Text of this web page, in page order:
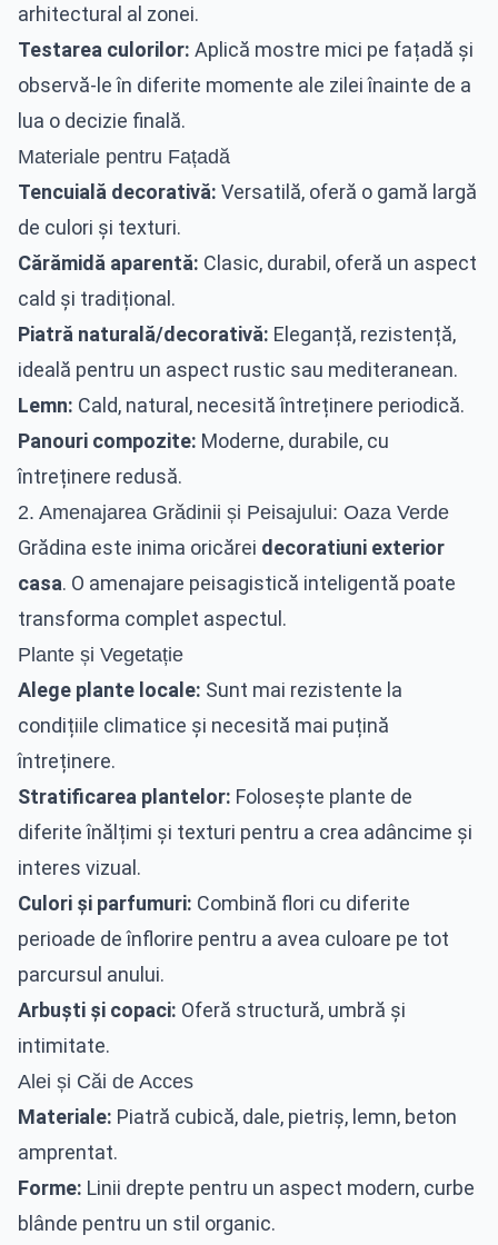
arhitectural al zonei.
Testarea culorilor: Aplică mostre mici pe fațadă și
observă-le în diferite momente ale zilei înainte de a
lua o decizie finală.
Materiale pentru Fațadă
Tencuială decorativă: Versatilă, oferă o gamă largă
de culori și texturi.
Cărămidă aparentă: Clasic, durabil, oferă un aspect
cald și tradițional.
Piatră naturală/decorativă: Eleganță, rezistență,
ideală pentru un aspect rustic sau mediteranean.
Lemn: Cald, natural, necesită întreținere periodică.
Panouri compozite: Moderne, durabile, cu
întreținere redusă.
2. Amenajarea Grădinii și Peisajului: Oaza Verde
Grădina este inima oricărei decoratiuni exterior
casa. O amenajare peisagistică inteligentă poate
transforma complet aspectul.
Plante și Vegetație
Alege plante locale: Sunt mai rezistente la
condițiile climatice și necesită mai puțină
întreținere.
Stratificarea plantelor: Folosește plante de
diferite înălțimi și texturi pentru a crea adâncime și
interes vizual.
Culori și parfumuri: Combină flori cu diferite
perioade de înflorire pentru a avea culoare pe tot
parcursul anului.
Arbuști și copaci: Oferă structură, umbră și
intimitate.
Alei și Căi de Acces
Materiale: Piatră cubică, dale, pietriș, lemn, beton
amprentat.
Forme: Linii drepte pentru un aspect modern, curbe
blânde pentru un stil organic.